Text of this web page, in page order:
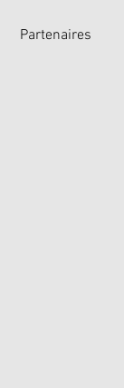
Partenaires